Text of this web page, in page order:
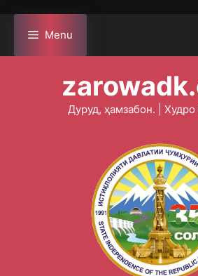
content
Menu
Дуруд, ҳамзабон. |